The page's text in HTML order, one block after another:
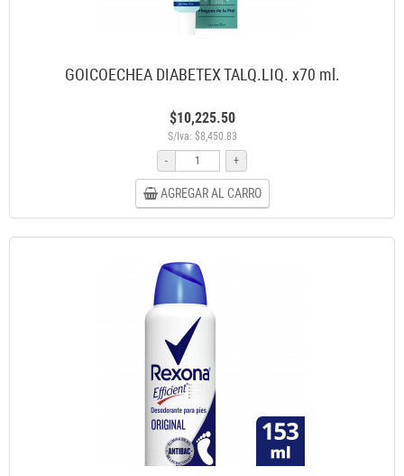
GOICOECHEA DIABETEX TALQ.LIQ. x70 ml.
$10,225.50
S/Iva: $8,450.83
-
+
AGREGAR AL CARRO